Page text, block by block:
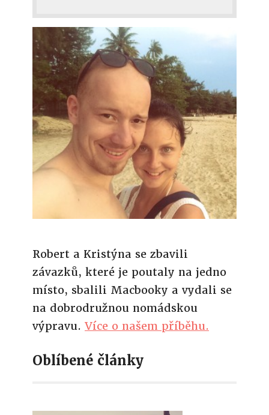
Robert a Kristýna se zbavili
závazků, které je poutaly na jedno
místo, sbalili Macbooky a vydali se
na dobrodružnou nomádskou
výpravu. Více o našem příběhu.
Oblíbené články